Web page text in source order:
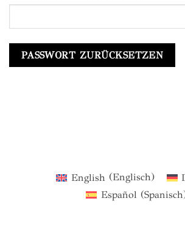
PASSWORT ZURÜCKSETZEN
English(Englisch)
Español(Spanisch